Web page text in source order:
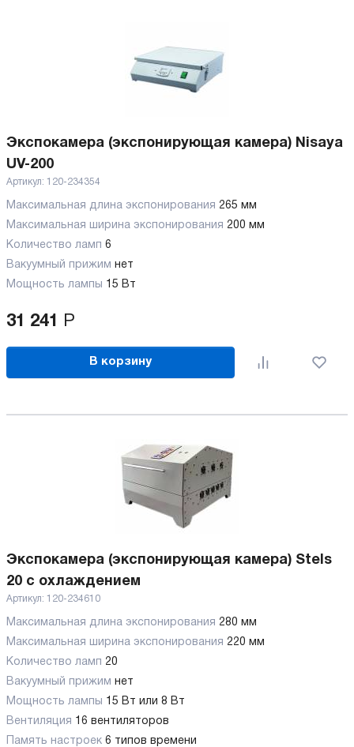
Экспокамера (экспонирующая камера) Nisaya
UV-200
Артикул: 120-234354
Максимальная длина экспонирования 265 мм
Максимальная ширина экспонирования 200 мм
Количество ламп 6
Вакуумный прижим нет
Мощность лампы 15 Вт
31 241 Р
В корзину
Экспокамера (экспонирующая камера) Stels
20 с охлаждением
Артикул: 120-234610
Максимальная длина экспонирования 280 мм
Максимальная ширина экспонирования 220 мм
Количество ламп 20
Вакуумный прижим нет
Мощность лампы 15 Вт или 8 Вт
Вентиляция 16 вентиляторов
Память настроек 6 типов времени